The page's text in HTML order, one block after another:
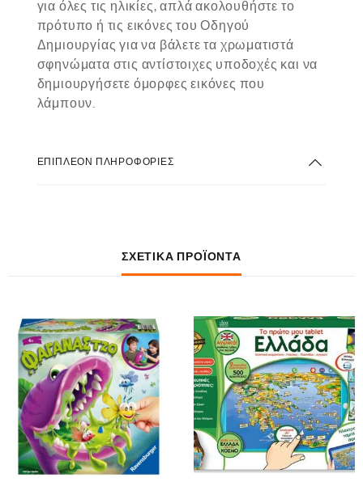
για όλες τις ηλικίες, απλά ακολουθήστε το
πρότυπο ή τις εικόνες του Οδηγού
Δημιουργίας για να βάλετε τα χρωματιστά
σφηνώματα στις αντίστοιχες υποδοχές και να
δημιουργήσετε όμορφες εικόνες που
λάμπουν.
ΕΠΙΠΛΈΟΝ ΠΛΗΡΟΦΟΡΊΕΣ
ΣΧΕΤΙΚΆ ΠΡΟΪΌΝΤΑ